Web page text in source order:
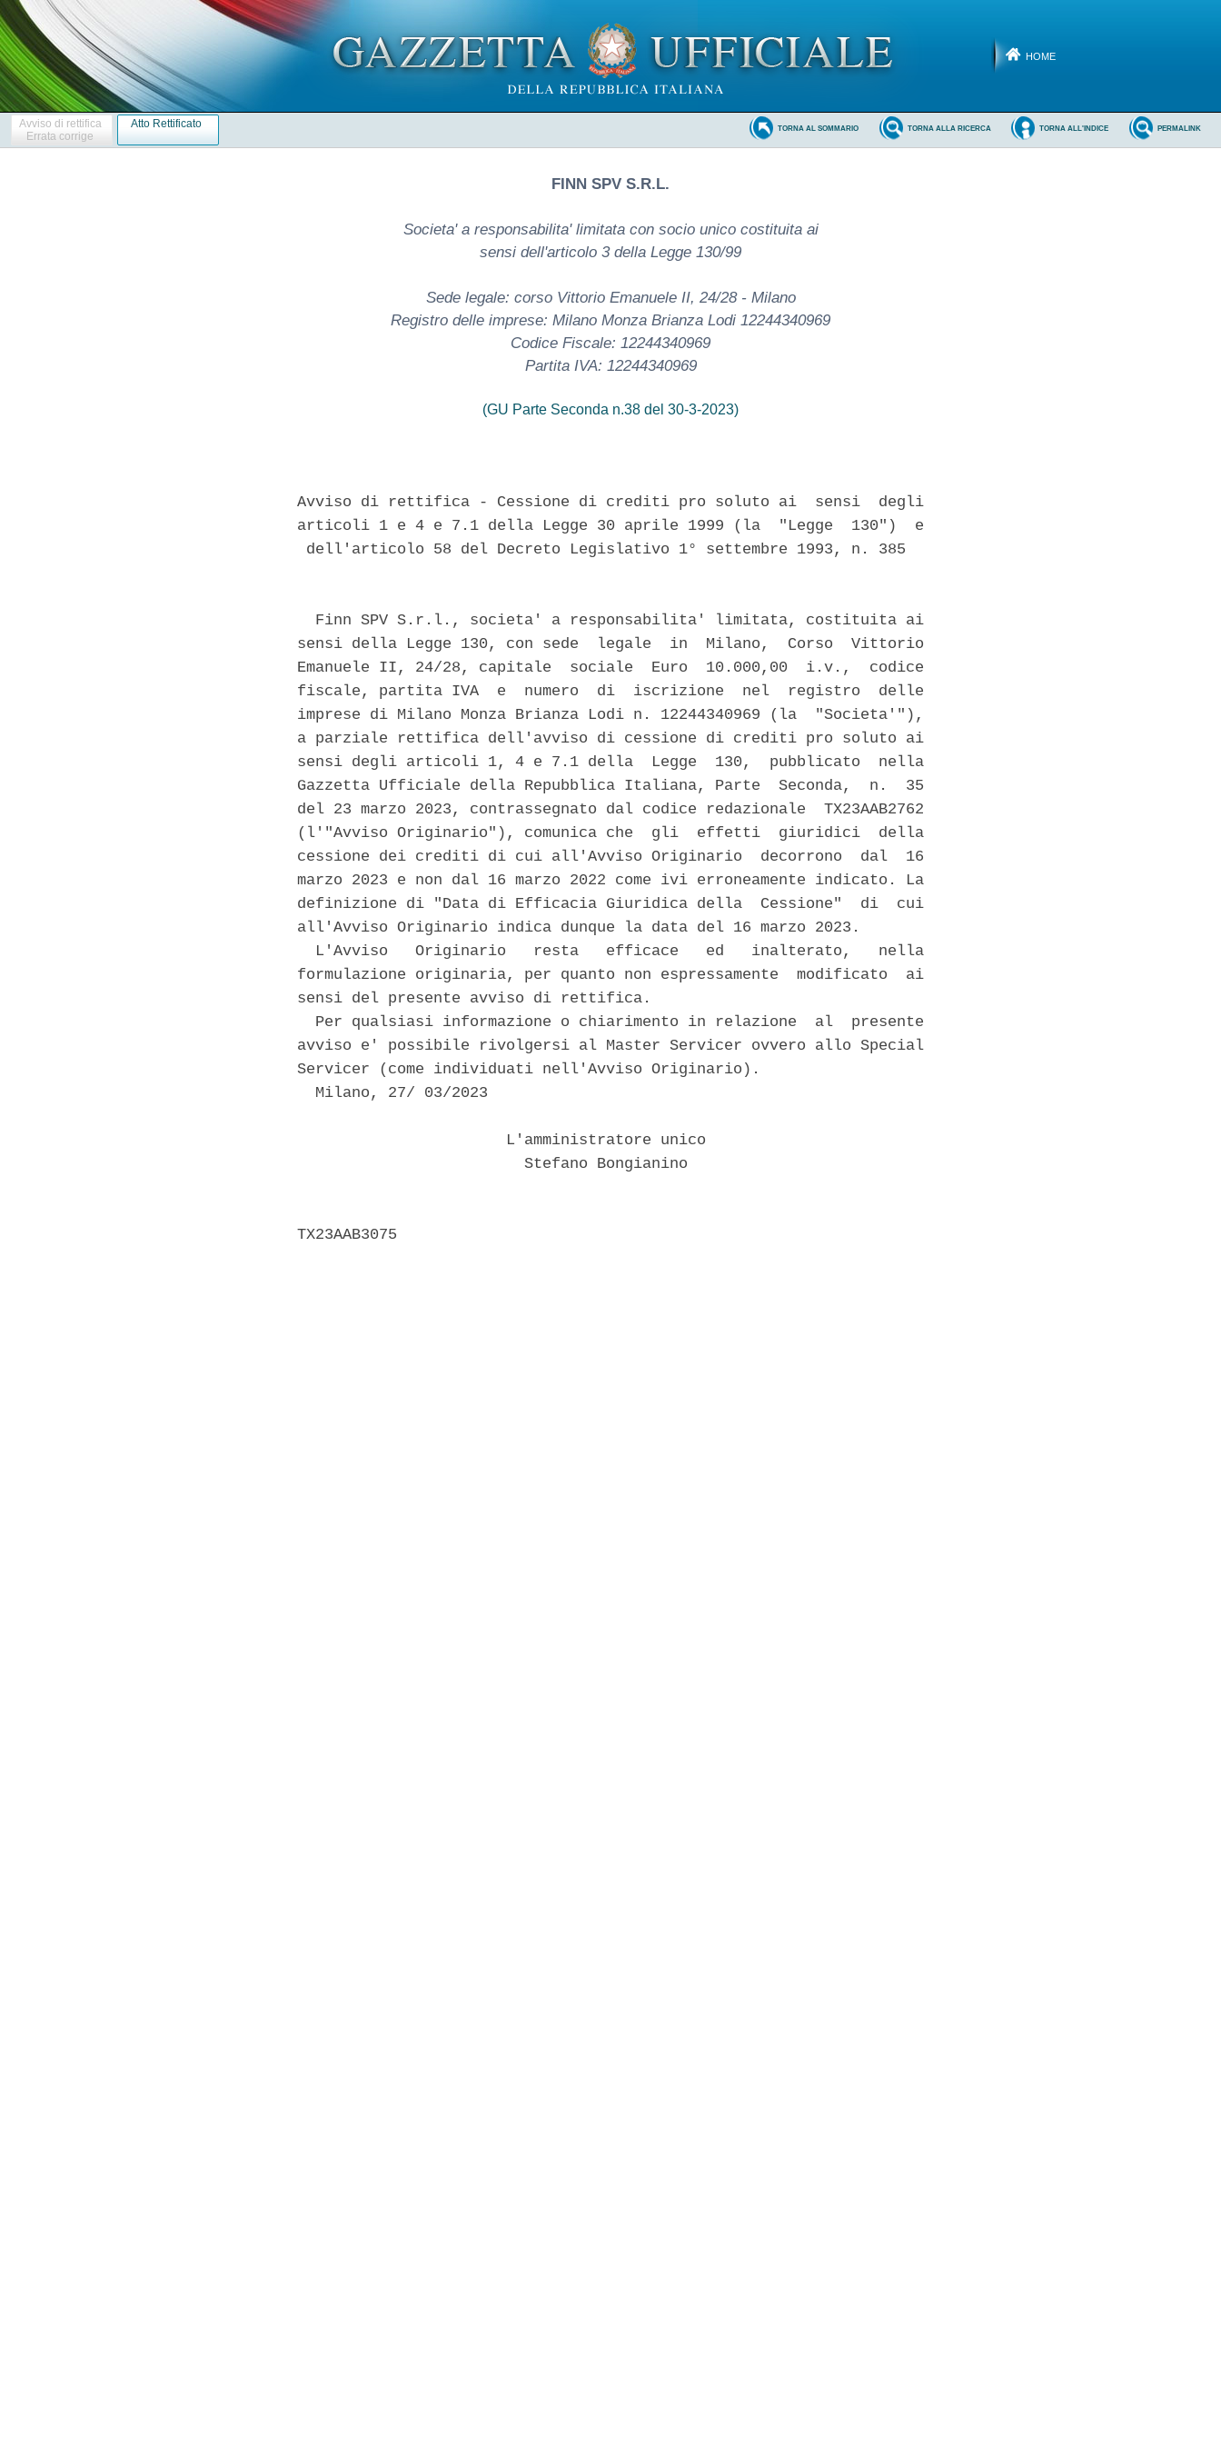
HOME
Avviso di rettifica
Errata corrige
Atto Rettificato PERMALINK
TORNA ALL'INDICE
TORNA ALLA RICERCA
TORNA AL SOMMARIO
FINN SPV S.R.L.
Societa' a responsabilita' limitata con socio unico costituita ai
sensi dell'articolo 3 della Legge 130/99
Sede legale: corso Vittorio Emanuele II, 24/28 - Milano
Registro delle imprese: Milano Monza Brianza Lodi 12244340969
Codice Fiscale: 12244340969
Partita IVA: 12244340969
(GU Parte Seconda n.38 del 30-3-2023)
Avviso di rettifica - Cessione di crediti pro soluto ai  sensi  degli
articoli 1 e 4 e 7.1 della Legge 30 aprile 1999 (la  "Legge  130")  e
dell'articolo 58 del Decreto Legislativo 1° settembre 1993, n. 385
  Finn SPV S.r.l., societa' a responsabilita' limitata, costituita ai
sensi della Legge 130, con sede  legale  in  Milano,  Corso  Vittorio
Emanuele II, 24/28, capitale  sociale  Euro  10.000,00  i.v.,  codice
fiscale, partita IVA  e  numero  di  iscrizione  nel  registro  delle
imprese di Milano Monza Brianza Lodi n. 12244340969 (la  "Societa'"),
a parziale rettifica dell'avviso di cessione di crediti pro soluto ai
sensi degli articoli 1, 4 e 7.1 della  Legge  130,  pubblicato  nella
Gazzetta Ufficiale della Repubblica Italiana, Parte  Seconda,  n.  35
del 23 marzo 2023, contrassegnato dal codice redazionale  TX23AAB2762
(l'"Avviso Originario"), comunica che  gli  effetti  giuridici  della
cessione dei crediti di cui all'Avviso Originario  decorrono  dal  16
marzo 2023 e non dal 16 marzo 2022 come ivi erroneamente indicato. La
definizione di "Data di Efficacia Giuridica della  Cessione"  di  cui
all'Avviso Originario indica dunque la data del 16 marzo 2023.
  L'Avviso   Originario   resta   efficace   ed   inalterato,   nella
formulazione originaria, per quanto non espressamente  modificato  ai
sensi del presente avviso di rettifica.
  Per qualsiasi informazione o chiarimento in relazione  al  presente
avviso e' possibile rivolgersi al Master Servicer ovvero allo Special
Servicer (come individuati nell'Avviso Originario).
  Milano, 27/ 03/2023
                       L'amministratore unico
                         Stefano Bongianino